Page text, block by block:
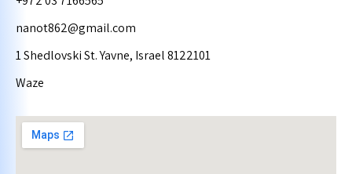
nanot862@gmail.com
1 Shedlovski St. Yavne, Israel 8122101
Waze